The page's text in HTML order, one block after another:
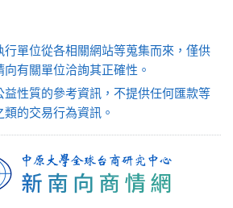
單位從各相關網站等蒐集而來，僅供
有關單位洽詢其正確性。
益性質的參考資訊，不提供任何匯款等
的交易行為資訊。